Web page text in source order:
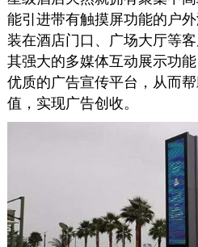
能引进带有触摸屏功能的户
装在酒店门口、广场大厅等
其强大的多媒体互动展示功
优质的广告宣传平台，从而
值，实现广告创收。